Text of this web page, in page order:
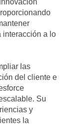
interacción a lo
las
del cliente e
Su
y
la